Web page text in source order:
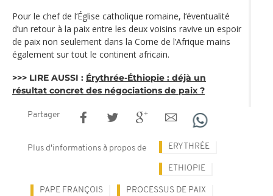
Pour le chef de l‘Église catholique romaine, l‘éventualité
d’un retour à la paix entre les deux voisins ravive un espoir
de paix non seulement dans la Corne de l’Afrique mains
également sur tout le continent africain.
>>> LIRE AUSSI : Érythrée-Éthiopie : déjà un
résultat concret des négociations de paix ?
Partager
Plus d'informations à propos de ERYTHRÉE
ETHIOPIE
PAPE FRANÇOIS PROCESSUS DE PAIX